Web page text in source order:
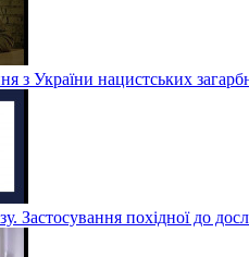
з України нацистських
Застосування похідної до